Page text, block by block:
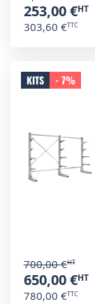
253,00 €
303,60 €
KITS - 7%
700,00 €
650,00 €
780,00 €